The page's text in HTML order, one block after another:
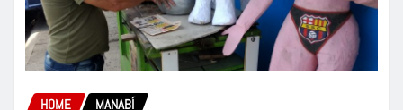
HOME MANABÍ